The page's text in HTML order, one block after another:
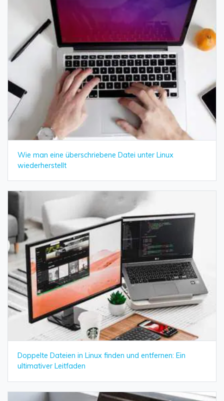
Wie man eine überschriebene Datei unter Linux
wiederherstellt
Doppelte Dateien in Linux finden und entfernen: Ein
ultimativer Leitfaden